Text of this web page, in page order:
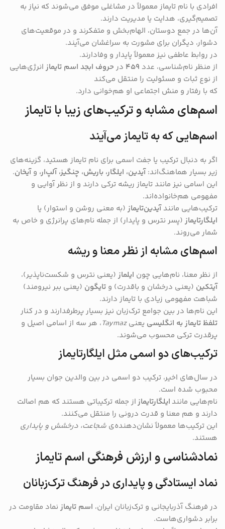
افرادی با نام تایماز معمولاً در مشاغلی موفق می‌شوند که نیاز به
تصمیم‌گیری، هدایت یا مدیریت دارند.
آن‌ها در جمع دوستان، الهام‌بخش و متفکرند و در موقعیت‌های
دشوار، دیگران برای مشورت به سراغشان می‌آیند.
در روابط عاطفی نیز معمولاً پایدار و وفادارند.
از منظر نام‌شناسی، عدد ۴۵۹ در حروف ابجد اسم تایماز انرژی‌هایی
از نوع ثبات و مسئولیت را منتقل می‌کند
که با رفتار و منش اجتماعی او هم‌خوانی دارد.
اسم‌های مشابه و ترکیب‌های زیبا با تایماز
اسم‌هایی که به تایماز می‌آیند
اگر به دنبال ترکیب یا جفت اسمی برای نام تایماز هستید، گزینه‌های
زیر بسیار هماهنگ‌اند:آیدین، ایلگار، باریش، چنگیز، آلپ‌ار، وآیخان.
این اسامی نیز مانند تایماز ریشه ترکی دارند و از نظر آوایی و
مفهومی هم‌خانواده‌اند.
ترکیب‌هایی مانندآیدین‌تایماز (به معنی روشن و استوار) یا
ایلگار‌تایماز (پسر نترس و پایدار) از جمله نام‌های پرانرژی و خاص به
شمار می‌روند.
اسم‌های مشابه از نظر معنا و ریشه
از نظر معنا، نام‌هایی چون ایلماز (یعنی نترس و شکست‌ناپذیر)،
آیتکین (یعنی درخشان و باقدرت) و تایگون (یعنی ببر نیرومند)
شباهت مفهومی زیادی با تایماز دارند.
این نام‌ها در بین جوامع ترک‌زبان نیز بسیار پرطرفدارند و در کنار
تلفظ تایماز به انگلیسی یعنیTaymaz، هر سه از اسامی اصیل و
پرقدرت ترکی محسوب می‌شوند.
ترکیب‌های دو اسمی مثل ایلگار‌تایماز
در سال‌های اخیر، ترکیب دو اسمی در بین والدین جوان بسیار
محبوب شده است.
نام‌هایی مانند ایلگار‌تایمازاز جمله ترکیباتی هستند که هم اصالت
دارند و هم معنا و قدرت درونی را منتقل می‌کنند.
این ترکیب‌ها معمولاً نشان‌دهنده‌ی شجاعت، درخشش و پایداری
هستند.
نمادشناسی و ارزش فرهنگی اسم تایماز
نماد ایستادگی و پایداری در فرهنگ ترک‌زبانان
در فرهنگ آذربایجانی و ترک‌زبانان ایران، اسم تایماز نماد مقاومت در
برابر دشواری‌هاست.